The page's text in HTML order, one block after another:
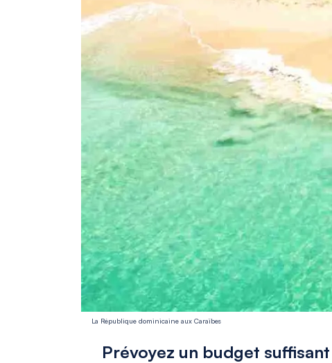
La République dominicaine aux Caraïbes
Prévoyez un budget